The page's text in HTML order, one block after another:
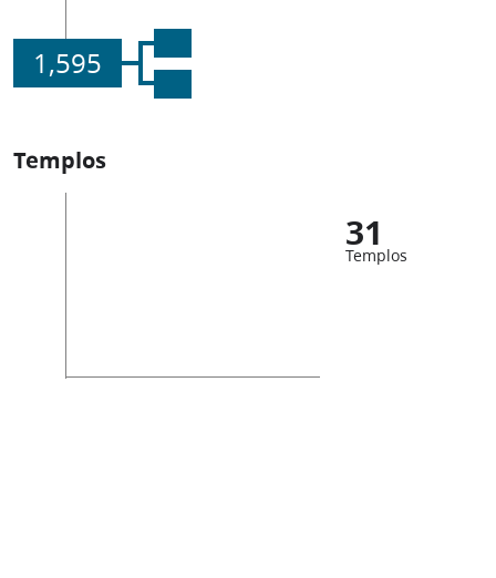
1,595
Templos
31
Templos